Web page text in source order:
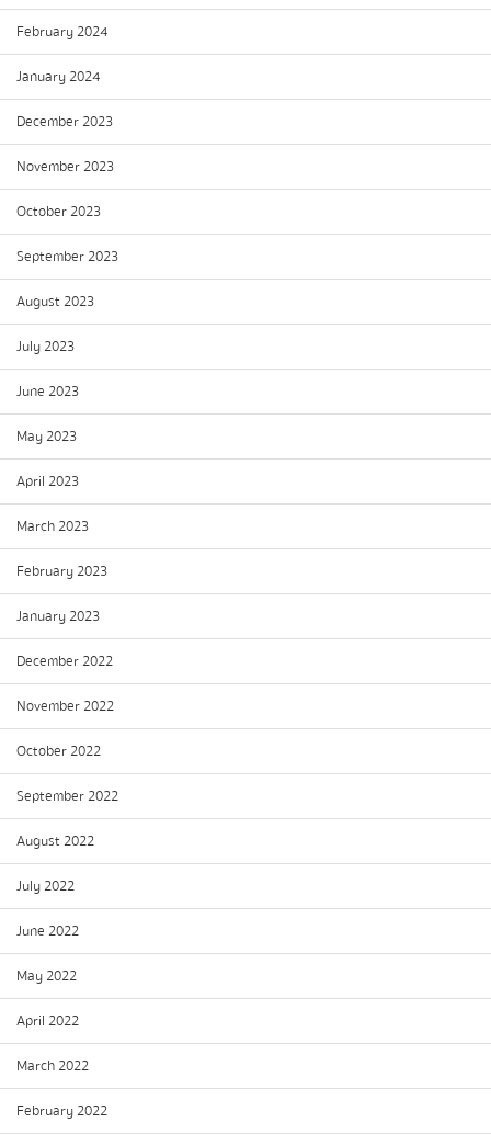
February 2024
January 2024
December 2023
November 2023
October 2023
September 2023
August 2023
July 2023
June 2023
May 2023
April 2023
March 2023
February 2023
January 2023
December 2022
November 2022
October 2022
September 2022
August 2022
July 2022
June 2022
May 2022
April 2022
March 2022
February 2022